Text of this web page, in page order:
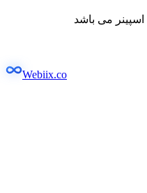
می باشد
Webiix.co